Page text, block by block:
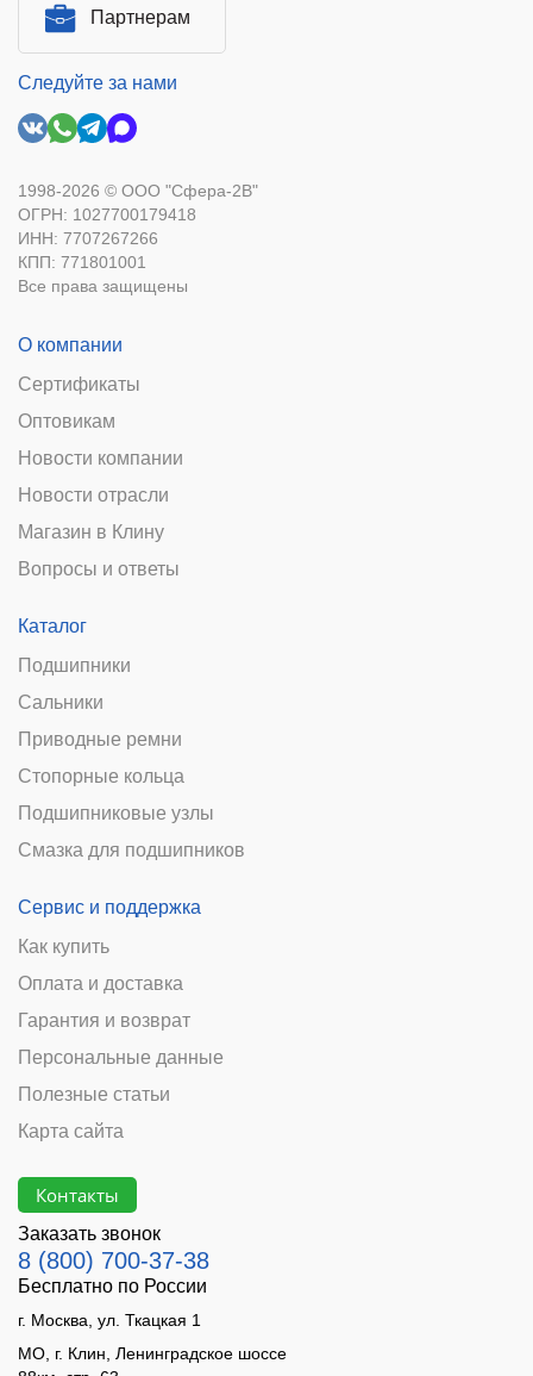
Партнерам
Следуйте за нами
1998-2026 © ООО "Сфера-2В"
ОГРН: 1027700179418
ИНН: 7707267266
КПП: 771801001
Все права защищены
О компании
Сертификаты
Оптовикам
Новости компании
Новости отрасли
Магазин в Клину
Вопросы и ответы
Каталог
Подшипники
Сальники
Приводные ремни
Стопорные кольца
Подшипниковые узлы
Смазка для подшипников
Сервис и поддержка
Как купить
Оплата и доставка
Гарантия и возврат
Персональные данные
Полезные статьи
Карта сайта
Контакты
Заказать звонок
8 (800) 700-37-38
Бесплатно по России
г. Москва, ул. Ткацкая 1
МО, г. Клин, Ленинградское шоссе